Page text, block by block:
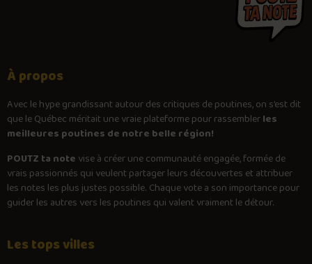
À propos
Avec lehypegrandissant autour des critiques de poutines, on s’est dit
que le Québec méritait une vraie plateforme pour rassemblerles
meilleures poutines de notre belle région!
POUTZ ta note vise à créer une communauté engagée, formée de
vrais passionnés qui veulent partager leurs découvertes et attribuer
les notes les plus justes possible. Chaque vote a son importance pour
guider les autres vers les poutines qui valent vraiment le détour.
Les tops villes